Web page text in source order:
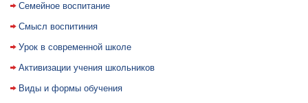
Семейное воспитание
Смысл воспитиния
Уpок в совpеменной школе
Активизации учения школьников
Виды и формы обучения